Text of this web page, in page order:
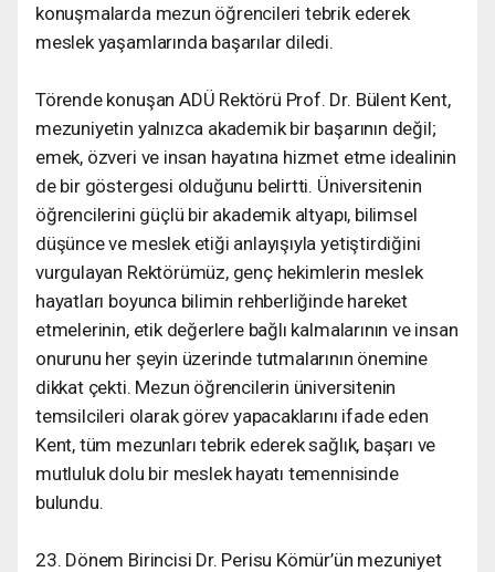
konuşmalarda mezun öğrencileri tebrik ederek
meslek yaşamlarında başarılar diledi.
Törende konuşan ADÜ Rektörü Prof. Dr. Bülent Kent,
mezuniyetin yalnızca akademik bir başarının değil;
emek, özveri ve insan hayatına hizmet etme idealinin
de bir göstergesi olduğunu belirtti. Üniversitenin
öğrencilerini güçlü bir akademik altyapı, bilimsel
düşünce ve meslek etiği anlayışıyla yetiştirdiğini
vurgulayan Rektörümüz, genç hekimlerin meslek
hayatları boyunca bilimin rehberliğinde hareket
etmelerinin, etik değerlere bağlı kalmalarının ve insan
onurunu her şeyin üzerinde tutmalarının önemine
dikkat çekti. Mezun öğrencilerin üniversitenin
temsilcileri olarak görev yapacaklarını ifade eden
Kent, tüm mezunları tebrik ederek sağlık, başarı ve
mutluluk dolu bir meslek hayatı temennisinde
bulundu.
23. Dönem Birincisi Dr. Perisu Kömür’ün mezuniyet